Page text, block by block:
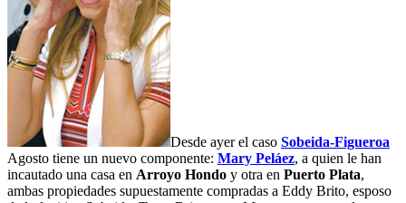
Desde ayer el caso Sobeida-Figueroa
Agosto tiene un nuevo componente: Mary Peláez, a quien le han
incautado una casa en Arroyo Hondo y otra en Puerto Plata,
ambas propiedades supuestamente compradas a Eddy Brito, esposo